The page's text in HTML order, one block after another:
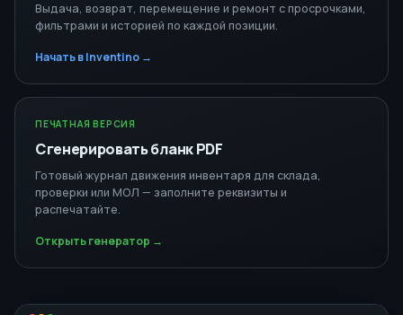
Выдача, возврат, перемещение и ремонт с просрочками,
фильтрами и историей по каждой позиции.
Начать в Inventino →
ПЕЧАТНАЯ ВЕРСИЯ
Сгенерировать бланк PDF
Готовый журнал движения инвентаря для склада,
проверки или МОЛ — заполните реквизиты и
распечатайте.
Открыть генератор →